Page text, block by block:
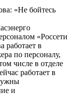
«Россети
работает в
по персоналу,
числе в отделе
работает в
и